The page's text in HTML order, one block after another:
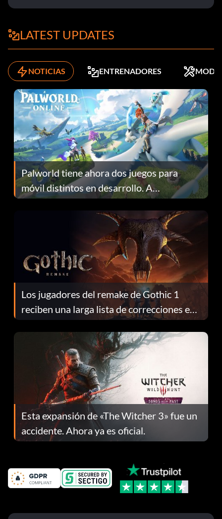
LATEST UPDATES
NOTICIAS ENTRENADORES MODS
Palworld tiene ahora dos juegos para
móvil distintos en desarrollo. A
continuación te explicamos por qué.
Los jugadores del remake de Gothic 1
reciben una larga lista de correcciones en
el parche 1.0.4
Esta expansión de «The Witcher 3» fue un
accidente. Ahora ya es oficial.